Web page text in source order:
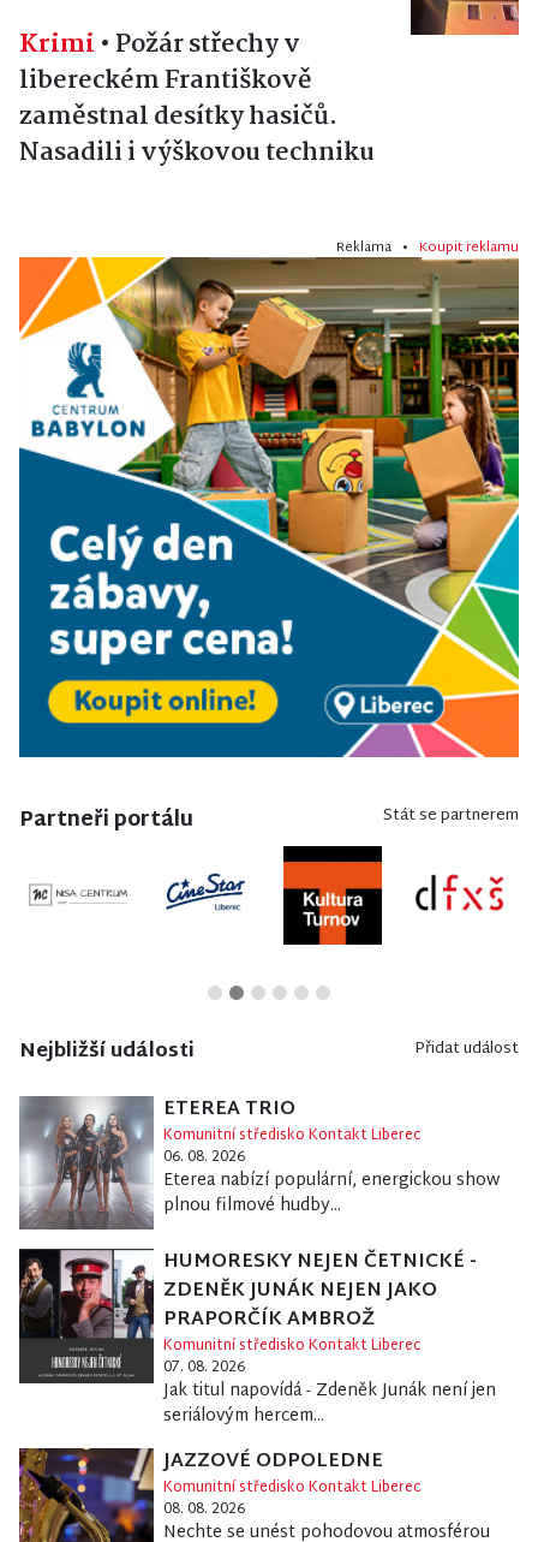
Krimi • Požár střechy v
libereckém Františkově
zaměstnal desítky hasičů.
Nasadili i výškovou techniku
Reklama • Koupit reklamu
Partneři portálu Stát se partnerem
Nejbližší události Přidat událost
ETEREA TRIO
Komunitní středisko Kontakt Liberec
06. 08. 2026
Eterea nabízí populární, energickou show
plnou filmové hudby...
HUMORESKY NEJEN ČETNICKÉ -
ZDENĚK JUNÁK NEJEN JAKO
PRAPORČÍK AMBROŽ
Komunitní středisko Kontakt Liberec
07. 08. 2026
Jak titul napovídá - Zdeněk Junák není jen
seriálovým hercem...
JAZZOVÉ ODPOLEDNE
Komunitní středisko Kontakt Liberec
08. 08. 2026
Nechte se unést pohodovou atmosférou